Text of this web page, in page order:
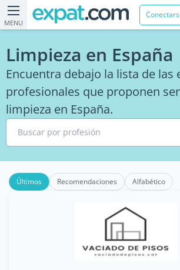
MENU
Limpieza en España
Encuentra debajo la lista de las
profesionales que proponen
limpieza en España.
Buscar por profesión
Últimos Recomendaciones Alfabético